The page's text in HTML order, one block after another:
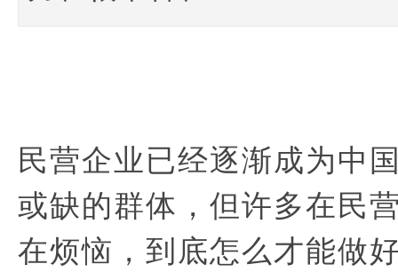
民营企业已经逐渐成为中
或缺的群体，但许多在民
在烦恼，到底怎么才能做